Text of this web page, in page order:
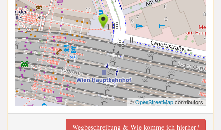
©OpenStreetMapcontributors
Wegbeschreibung & Wie komme ich hierher?